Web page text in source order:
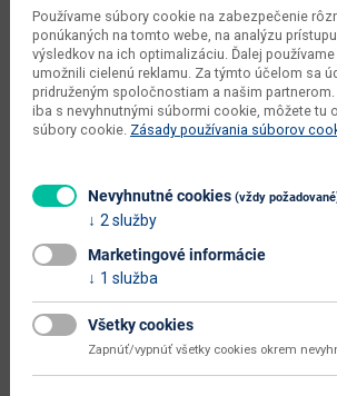
montáž jednoduchá
údržba utierať
hlavná farba číra
farba priehľadná /
Dokumenty na stiahnutie:
Používame súbory cookie na zabezpečenie
ponúkaných na tomto webe, na analýzu
výsledkov na ich optimalizáciu. Ďalej
umožnili cielenú reklamu. Za týmto účelom sa
pridruženým spoločnostiam a našim
iba s nevyhnutnými súbormi cookie, môžete tu
súbory cookie. Zásady používania súborov
Nevyhnutné cookies (vždy
2 služby
Marketingové informácie
1 služba
Všetky cookies
Zapnúť/vypnúť všetky cookies okrem